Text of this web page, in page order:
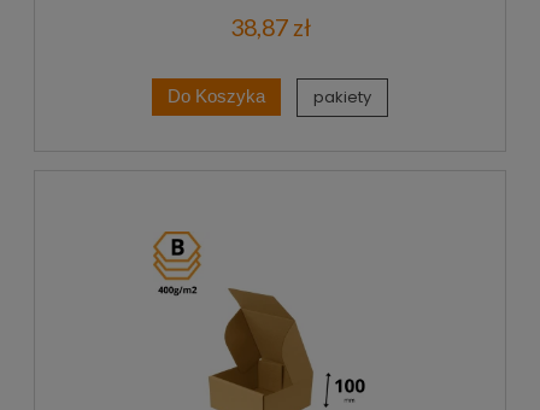
38,87 zł
Do Koszyka pakiety